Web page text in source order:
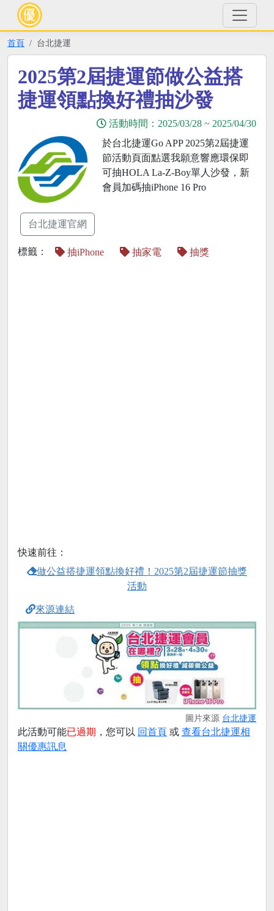
首頁 台北捷運
2025第2屆捷運節做公益搭
捷運領點換好禮抽沙發
活動時間： 2025/03/28 ~ 2025/04/30
於台北捷運Go APP 2025第2屆捷運
節活動頁面點選我願意響應環保即
可抽HOLA La-Z-Boy單人沙發，新
會員加碼抽iPhone 16 Pro
台北捷運官網
標籤： 抽iPhone 抽家電 抽獎
快速前往：
做公益搭捷運領點換好禮！2025第2屆捷運節抽獎
活動
來源連結
圖片來源 台北捷運
此活動可能已過期 ，您可以 回首頁 或 查看台北捷運相
關優惠訊息